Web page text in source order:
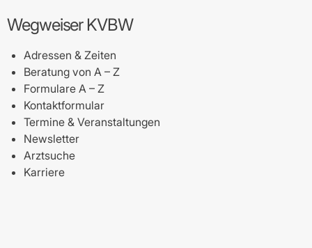
Wegweiser KVBW
Adressen & Zeiten
Beratung von A – Z
Formulare A – Z
Kontaktformular
Termine & Veranstaltungen
Newsletter
Arztsuche
Karriere